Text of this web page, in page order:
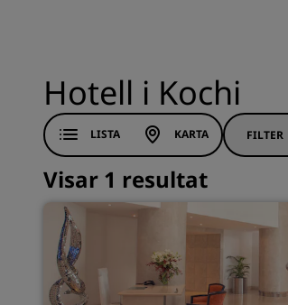
Hotell i Kochi
LISTA KARTA FILTER
Visar 1 resultat